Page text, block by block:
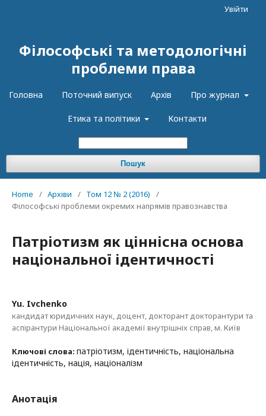
Філософські та методологічні
проблеми права
Головна Поточний випуск Архів Про журнал
Етика та політики Контакти
Пошук
Увійти
Home / Архіви / Том 12 № 2 (2016)
/
Філософські проблеми окремих напрямів правознавства
Патріотизм як ціннісна основа
національної ідентичності
Yu. Ivchenko
кандидат юридичних наук, доцент, докторант докторантури та
аспірантури Національної академії внутрішніх справ, м. Київ
Ключові слова: патріотизм, ідентичність, національна
ідентичність, нація, націоналізм
Анотація